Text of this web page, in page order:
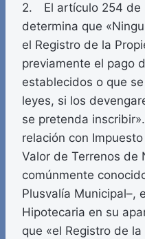
2. El artículo 254 de
determina que
el Registro de la
previamente el pago
establecidos o que
leyes, si los
se pretenda
relación con
Valor de Terrenos de
comúnmente
Plusvalía Municipal–,
Hipotecaria en su
que «el Registro de